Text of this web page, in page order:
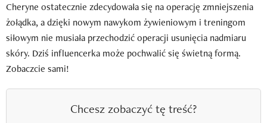
Cheryne ostatecznie zdecydowała się na operację zmniejszenia
żołądka, a dzięki nowym nawykom żywieniowym i treningom
siłowym nie musiała przechodzić operacji usunięcia nadmiaru
skóry. Dziś influencerka może pochwalić się świetną formą.
Zobaczcie sami!
Chcesz zobaczyć tę treść?